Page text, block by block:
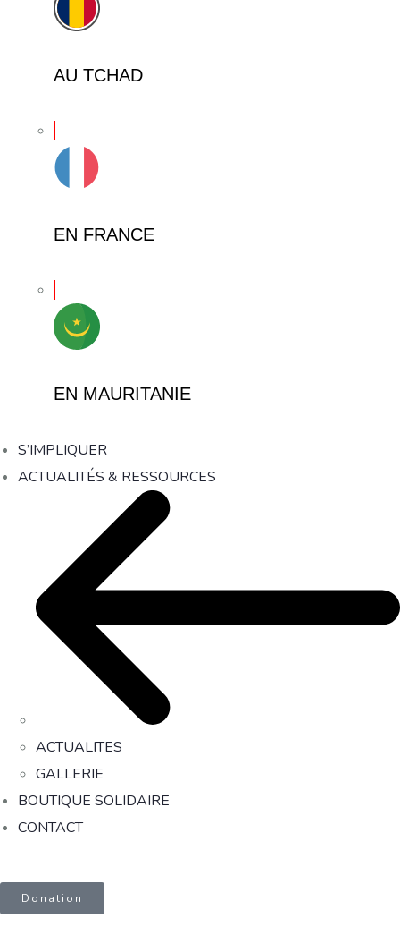
AU TCHAD
EN FRANCE
EN MAURITANIE
S’IMPLIQUER
ACTUALITÉS & RESSOURCES
ACTUALITES
GALLERIE
BOUTIQUE SOLIDAIRE
CONTACT
Donation